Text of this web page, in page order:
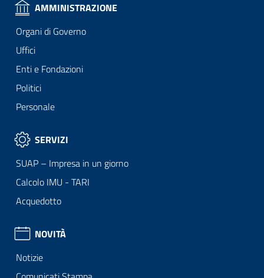
AMMINISTRAZIONE
Organi di Governo
Uffici
Enti e Fondazioni
Politici
Personale
SERVIZI
SUAP – Impresa in un giorno
Calcolo IMU - TARI
Acquedotto
NOVITÀ
Notizie